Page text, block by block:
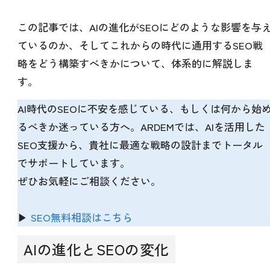
この記事では、AIの進化がSEOにどのような影響を与
ているのか、そしてこれからの時代に通用するSEO戦
略をどう構築すべきかについて、体系的に解説しま
す。
AI時代のSEOに不安を感じている、もしくは何から始
るべきか迷っている方へ。ARDEMでは、AIを活用した
SEO支援から、貴社に最適な戦略の設計までトータル
でサポートしています。
ぜひお気軽にご相談ください。
▶ SEO無料相談はこちら
AIの進化とSEOの変化